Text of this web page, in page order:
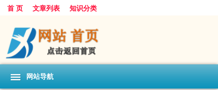
首 页 文章列表 知识分类
网站导航